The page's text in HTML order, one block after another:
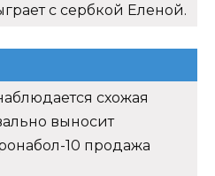
с сербкой Еленой.
схожая
выносит
10 продажа